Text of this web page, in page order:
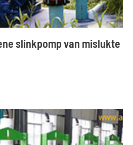
slinkpomp van mislukte